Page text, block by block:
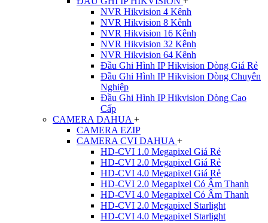
NVR Hikvision 4 Kênh
NVR Hikvision 8 Kênh
NVR Hikvision 16 Kênh
NVR Hikvision 32 Kênh
NVR Hikvision 64 Kênh
Đầu Ghi Hình IP Hikvision Dòng Giá Rẻ
Đầu Ghi Hình IP Hikvision Dòng Chuyên
Nghiệp
Đầu Ghi Hình IP Hikvision Dòng Cao
Cấp
CAMERA DAHUA +
CAMERA EZIP
CAMERA CVI DAHUA +
HD-CVI 1.0 Megapixel Giá Rẻ
HD-CVI 2.0 Megapixel Giá Rẻ
HD-CVI 4.0 Megapixel Giá Rẻ
HD-CVI 2.0 Megapixel Có Âm Thanh
HD-CVI 4.0 Megapixel Có Âm Thanh
HD-CVI 2.0 Megapixel Starlight
HD-CVI 4.0 Megapixel Starlight